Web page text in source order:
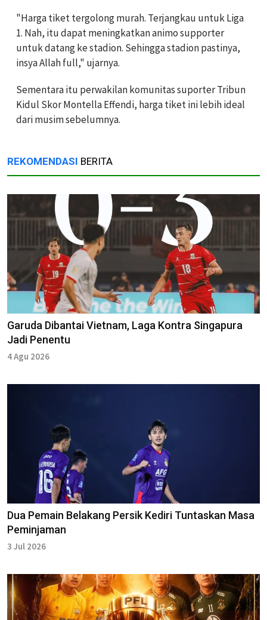
"Harga tiket tergolong murah. Terjangkau untuk Liga
1. Nah, itu dapat meningkatkan animo supporter
untuk datang ke stadion. Sehingga stadion pastinya,
insya Allah full," ujarnya.
Sementara itu perwakilan komunitas suporter Tribun
Kidul Skor Montella Effendi, harga tiket ini lebih ideal
dari musim sebelumnya.
REKOMENDASI BERITA
Garuda Dibantai Vietnam, Laga Kontra Singapura
Jadi Penentu
4 Agu 2026
Dua Pemain Belakang Persik Kediri Tuntaskan Masa
Peminjaman
3 Jul 2026